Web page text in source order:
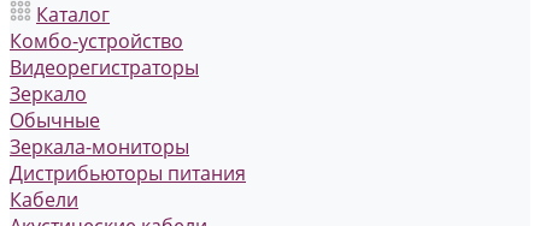
Каталог
Комбо-устройство
Видеорегистраторы
Зеркало
Обычные
Зеркала-мониторы
Дистрибьюторы питания
Кабели